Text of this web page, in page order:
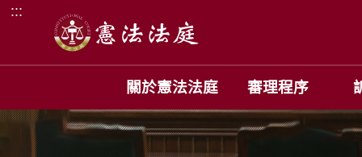
跳到主要內容區塊
:::
關於憲法法庭 審理程序